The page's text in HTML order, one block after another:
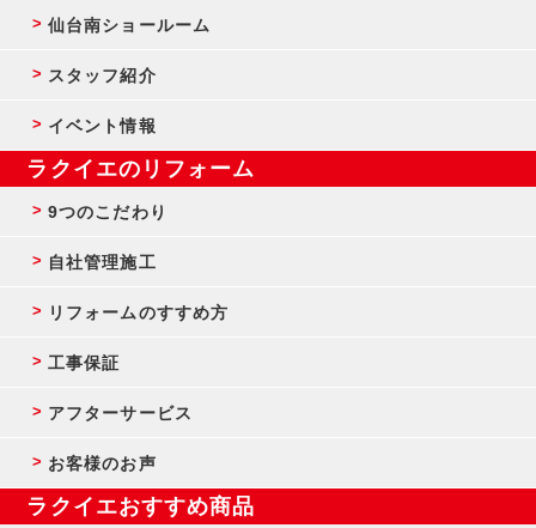
仙台南ショールーム
スタッフ紹介
イベント情報
ラクイエのリフォーム
9つのこだわり
自社管理施工
リフォームのすすめ方
工事保証
アフターサービス
お客様のお声
ラクイエおすすめ商品